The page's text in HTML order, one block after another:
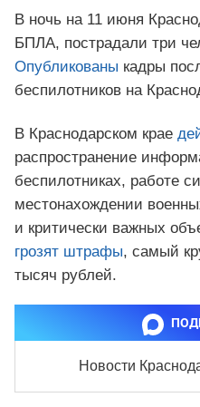
В ночь на 11 июня
БПЛА, пострадали три
Опубликованы кадры
беспилотников на
В Краснодарском крае
распространение
беспилотниках, работе
местонахождении
и критически важных
грозят штрафы, самый
тысяч рублей.
Новости